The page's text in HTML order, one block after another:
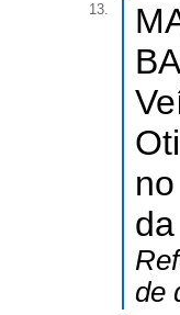
13.
de